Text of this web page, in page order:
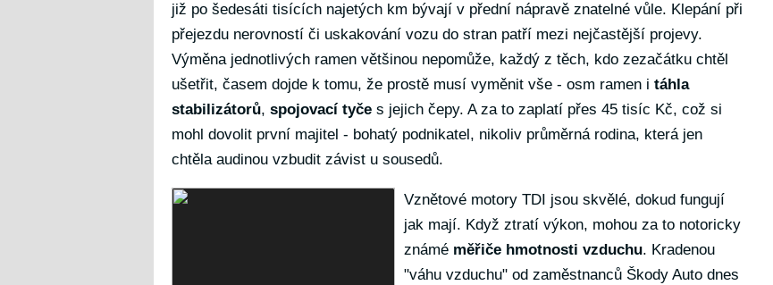
již po šedesáti tisících najetých km bývají v přední nápravě znatelné vůle. Klepání při
přejezdu nerovností či uskakování vozu do stran patří mezi nejčastější projevy.
Výměna jednotlivých ramen většinou nepomůže, každý z těch, kdo zezačátku chtěl
ušetřit, časem dojde k tomu, že prostě musí vyměnit vše - osm ramen i táhla
stabilizátorů, spojovací tyče s jejich čepy. A za to zaplatí přes 45 tisíc Kč, což si
mohl dovolit první majitel - bohatý podnikatel, nikoliv průměrná rodina, která jen
chtěla audinou vzbudit závist u sousedů.
Vznětové motory TDI jsou skvělé, dokud fungují
jak mají. Když ztratí výkon, mohou za to notoricky
známé měřiče hmotnosti vzduchu. Kradenou
"váhu vzduchu" od zaměstnanců Škody Auto dnes